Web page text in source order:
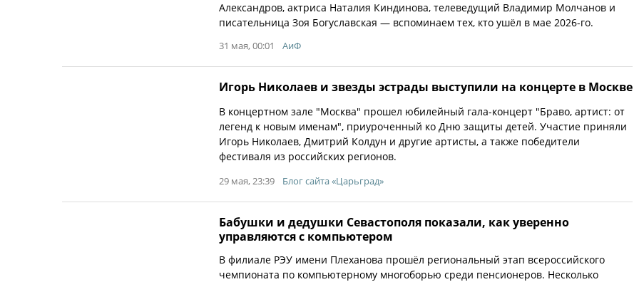
Александров, актриса Наталия Киндинова, телеведущий Владимир Молчанов и
писательница Зоя Богуславская — вспоминаем тех, кто ушёл в мае 2026-го.
31 мая, 00:01 АиФ
Игорь Николаев и звезды эстрады выступили на концерте в Москве
В концертном зале "Москва" прошел юбилейный гала-концерт "Браво, артист: от
легенд к новым именам", приуроченный ко Дню защиты детей. Участие приняли
Игорь Николаев, Дмитрий Колдун и другие артисты, а также победители
фестиваля из российских регионов.
29 мая, 23:39 Блог сайта «Царьград»
Бабушки и дедушки Севастополя показали, как уверенно
управляются с компьютером
В филиале РЭУ имени Плеханова прошёл региональный этап всероссийского
чемпионата по компьютерному многоборью среди пенсионеров. Несколько